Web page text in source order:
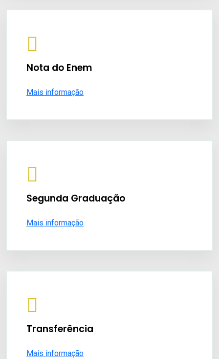
Nota do Enem
Mais informação
Segunda Graduação
Mais informação
Transferência
Mais informação